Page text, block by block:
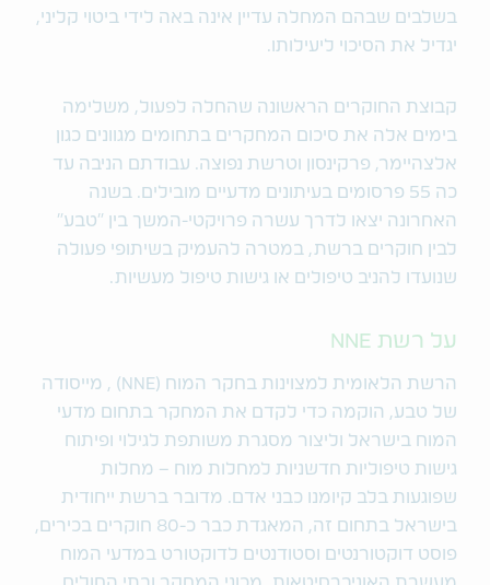
בשלבים שבהם המחלה עדיין אינה באה לידי ביטוי קליני,
יגדיל את הסיכוי ליעילותו.
קבוצת החוקרים הראשונה שהחלה לפעול, משלימה
בימים אלה את סיכום המחקרים בתחומים מגוונים כגון
אלצהיימר, פרקינסון וטרשת נפוצה. עבודתם הניבה עד
כה 55 פרסומים בעיתונים מדעיים מובילים. בשנה
האחרונה יצאו לדרך עשרה פרויקטי-המשך בין "טבע"
לבין חוקרים ברשת, במטרה להעמיק בשיתופי פעולה
שנועדו להניב טיפולים או גישות טיפול מעשיות.
על רשת NNE
הרשת הלאומית למצוינות בחקר המוח (NNE) , מייסודה
של טבע, הוקמה כדי לקדם את המחקר בתחום מדעי
המוח בישראל וליצור מסגרת משותפת לגילוי ופיתוח
גישות טיפוליות חדשניות למחלות מוח – מחלות
שפוגעות בלב קיומנו כבני אדם. מדובר ברשת ייחודית
בישראל בתחום זה, המאגדת כבר כ-80 חוקרים בכירים,
פוסט דוקטורנטים וסטודנטים לדוקטורט במדעי המוח